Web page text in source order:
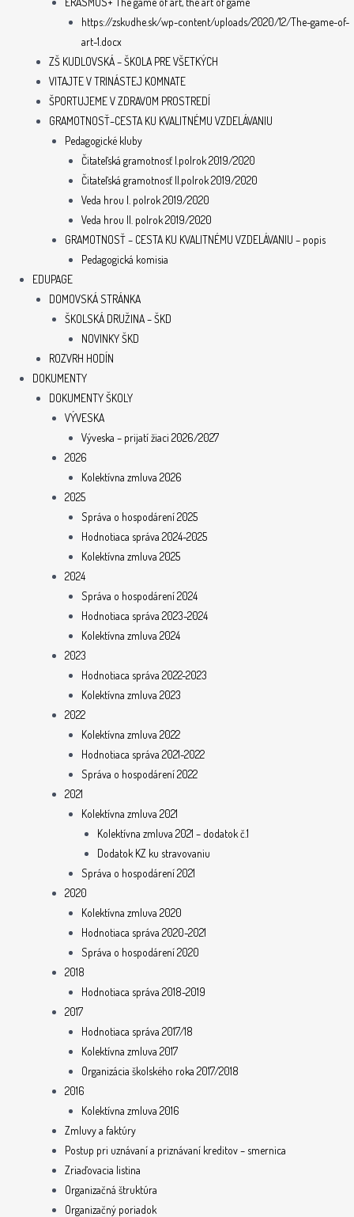
https://zskudhe.sk/wp-content/uploads/2020/12/The-game-of-
art-1.docx
ZŠ KUDLOVSKÁ – ŠKOLA PRE VŠETKÝCH
VITAJTE V TRINÁSTEJ KOMNATE
ŠPORTUJEME V ZDRAVOM PROSTREDÍ
GRAMOTNOSŤ–CESTA KU KVALITNÉMU VZDELÁVANIU
Pedagogické kluby
Čitateľská gramotnosť I.polrok 2019/2020
Čitateľská gramotnosť II.polrok 2019/2020
Veda hrou I. polrok 2019/2020
Veda hrou II. polrok 2019/2020
GRAMOTNOSŤ – CESTA KU KVALITNÉMU VZDELÁVANIU – popis
Pedagogická komisia
EDUPAGE
DOMOVSKÁ STRÁNKA
ŠKOLSKÁ DRUŽINA – ŠKD
NOVINKY ŠKD
ROZVRH HODÍN
DOKUMENTY
DOKUMENTY ŠKOLY
VÝVESKA
Výveska – prijatí žiaci 2026/2027
2026
Kolektívna zmluva 2026
2025
Správa o hospodárení 2025
Hodnotiaca správa 2024-2025
Kolektívna zmluva 2025
2024
Správa o hospodárení 2024
Hodnotiaca správa 2023-2024
Kolektívna zmluva 2024
2023
Hodnotiaca správa 2022-2023
Kolektívna zmluva 2023
2022
Kolektívna zmluva 2022
Hodnotiaca správa 2021-2022
Správa o hospodárení 2022
2021
Kolektívna zmluva 2021
Kolektívna zmluva 2021 – dodatok č.1
Dodatok KZ ku stravovaniu
Správa o hospodárení 2021
2020
Kolektívna zmluva 2020
Hodnotiaca správa 2020-2021
Správa o hospodárení 2020
2018
Hodnotiaca správa 2018-2019
2017
Hodnotiaca správa 2017/18
Kolektívna zmluva 2017
Organizácia školského roka 2017/2018
2016
Kolektívna zmluva 2016
Zmluvy a faktúry
Postup pri uznávaní a priznávaní kreditov – smernica
Zriaďovacia listina
Organizačná štruktúra
Organizačný poriadok